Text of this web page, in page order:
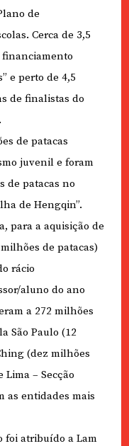
de
Cerca de 3,5
e perto de 4,5
de finalistas do
de patacas
juvenil e foram
de patacas no
de Hengqin”.
para a aquisição de
de patacas)
rácio
aluno do ano
a 272 milhões
São Paulo (12
(dez milhões
Lima – Secção
as entidades mais
foi atribuído a Lam